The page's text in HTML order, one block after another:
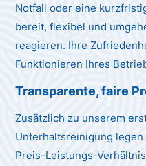
Notfall oder eine
bereit, flexibel und
reagieren. Ihre
Funktionieren Ihres
Transparente, faire
Zusätzlich zu unserem
Unterhaltsreinigung
Preis-Leistungs-